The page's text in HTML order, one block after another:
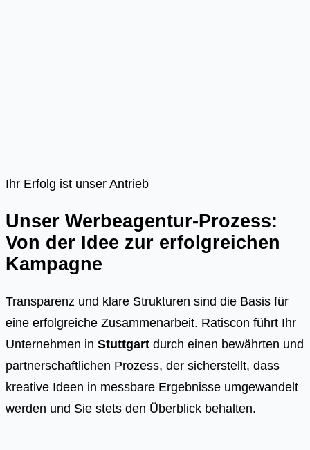
Ihr Erfolg ist unser Antrieb
Unser Werbeagentur-Prozess:
Von der Idee zur erfolgreichen
Kampagne
Transparenz und klare Strukturen sind die Basis für
eine erfolgreiche Zusammenarbeit. Ratiscon führt Ihr
Unternehmen in Stuttgart durch einen bewährten und
partnerschaftlichen Prozess, der sicherstellt, dass
kreative Ideen in messbare Ergebnisse umgewandelt
werden und Sie stets den Überblick behalten.